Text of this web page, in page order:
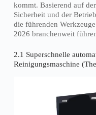
kommt. Basierend auf
Sicherheit und der
die führenden
2026 branchenweit
2.1 Superschnelle
Reinigungsmaschine